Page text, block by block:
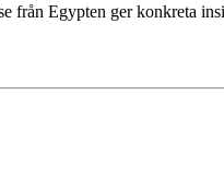
från Egypten ger konkreta